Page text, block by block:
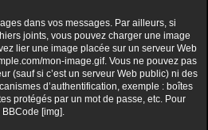
dans vos messages. Par ailleurs, si
joints, vous pouvez charger une image
lier une image placée sur un serveur Web
mon-image.gif. Vous ne pouvez pas
(sauf si c’est un serveur Web public) ni des
d’authentification, exemple : boîtes
protégés par un mot de passe, etc. Pour
[img].